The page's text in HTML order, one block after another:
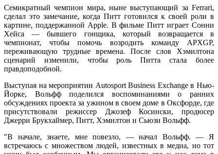
Семикратный чемпион мира, ныне выступающий за Ferrari,
сделал это замечание, когда Питт готовился к своей роли в
картине, поддержанной Apple. В фильме Питт играет Сонни
Хейса — бывшего гонщика, который возвращается в
чемпионат, чтобы помочь возродить команду APXGP,
переживающую трудные времена. После слов Хэмилтона
сценарий изменили, чтобы роль Питта стала более
правдоподобной.
Выступая на мероприятии Autosport Business Exchange в Нью-
Йорке, Вольфф поделился воспоминаниями о ранних
обсуждениях проекта за ужином в своем доме в Оксфорде, где
присутствовали режиссер Джозеф Косински, продюсер
Джерри Брукхаймер, Питт, Хэмилтон и Сьюзи Вольфф.
"В начале, знаете, мне повезло, — начал Вольфф. — Я
встречаюсь с множеством людей, известных в медиа, но тот